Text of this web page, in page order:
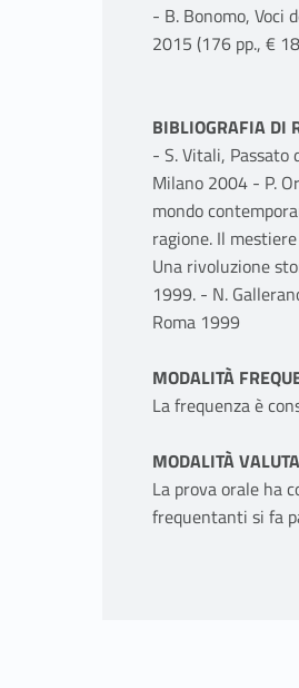
- B. Bonomo, Voci
2015 (176 pp., €
BIBLIOGRAFIA DI
- S. Vitali, Passato
Milano 2004 - P.
mondo
ragione. Il
Una rivoluzione
1999. - N.
Roma 1999
MODALITÀ
La frequenza è
MODALITÀ
La prova orale ha
frequentanti si fa